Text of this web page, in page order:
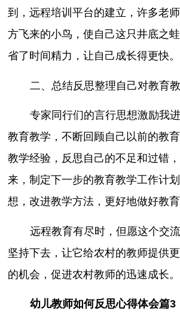
到，远程培训平台的建立，许多老
方飞来的小鸟，使自己这只井底之
省了时间精力，让自己成长得更快。
二、总结反思整理自己对教育教
专家同行们的言行思想激励我
教育教学，不断回顾自己以前的教
教学经验，反思自己的不足和过错
来，制定下一步的教育教学工作计
想，改进教学方法，更好地做好教育
远程教育有尽时，但愿这个交
坚持下去，让它给农村的教师提供
的机会，促进农村教师的迅速成长。
幼儿教师如何反思心得体会篇3